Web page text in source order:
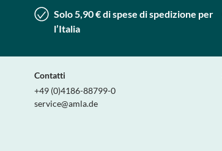
Solo 5,90 € di spese di spedizione per
l’Italia
Contatti
+49 (0)4186-88799-0
service@amla.de